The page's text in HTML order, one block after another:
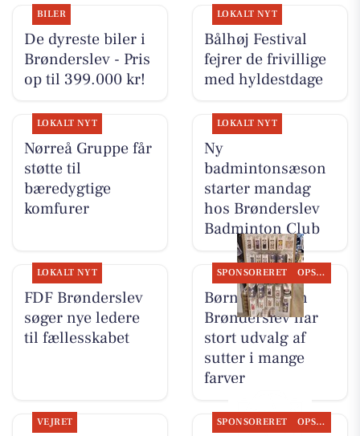
BILER
De dyreste biler i
Brønderslev - Pris
op til 399.000 kr!
LOKALT NYT
Bålhøj Festival
fejrer de frivillige
med hyldestdage
LOKALT NYT
Nørreå Gruppe får
støtte til
bæredygtige
komfurer
LOKALT NYT
Ny
badmintonsæson
starter mandag
hos Brønderslev
Badminton Club
LOKALT NYT
FDF Brønderslev
søger nye ledere
til fællesskabet
SPONSORERET OPSLAGSTAVLEN
Børneshoppen
Brønderslev har
stort udvalg af
sutter i mange
farver
VEJRET SPONSORERET OPSLAGSTAVLEN